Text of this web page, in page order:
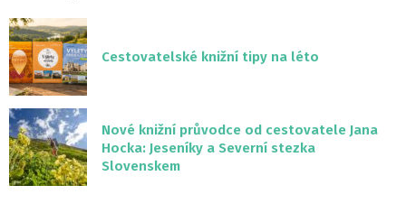
Cestovatelské knižní tipy na léto
Nové knižní průvodce od cestovatele Jana
Hocka: Jeseníky a Severní stezka
Slovenskem